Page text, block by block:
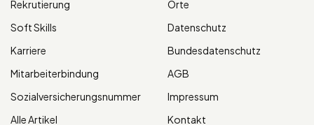
Rekrutierung
Soft Skills
Karriere
Mitarbeiterbindung
Sozialversicherungsnummer
Alle Artikel
Orte
Datenschutz
Bundesdatenschutz
AGB
Impressum
Kontakt